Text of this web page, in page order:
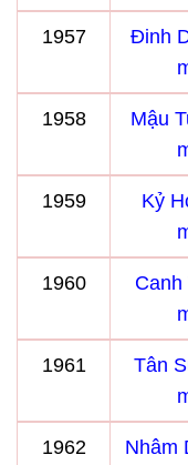
1957
Đinh
1958
Mậu
1959
Kỷ
1960
Canh
1961
Tân
1962
Nhâm